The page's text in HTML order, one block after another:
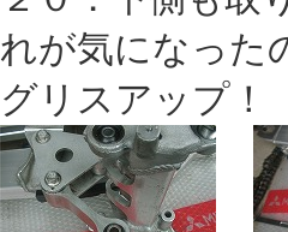
れが気になった
グリスアップ！